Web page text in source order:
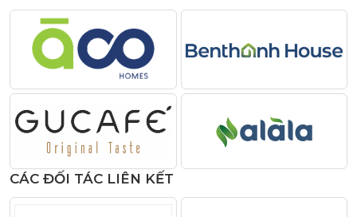
CÁC ĐỐI TÁC LIÊN KẾT